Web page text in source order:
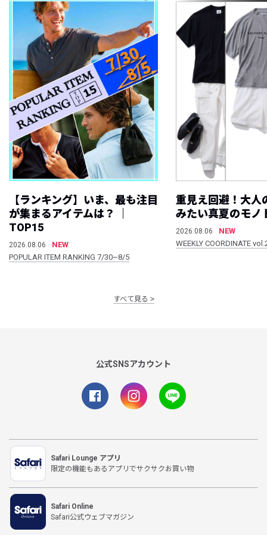
【ランキング】いま、最も注目
が集まるアイテムは？ ｜
TOP15
2026.08.06
NEW
POPULAR ITEM RANKING 7/30~8/5
重見え回避！大人
みたい真夏のモノ
2026.08.06
NEW
WEEKLY COORDINATE
すべて見る
公式SNSアカウント
Safari Lounge アプリ
限定の機能もあるアプリでサクサクお買い物
Safari Online
Safari公式ウェブマガジン